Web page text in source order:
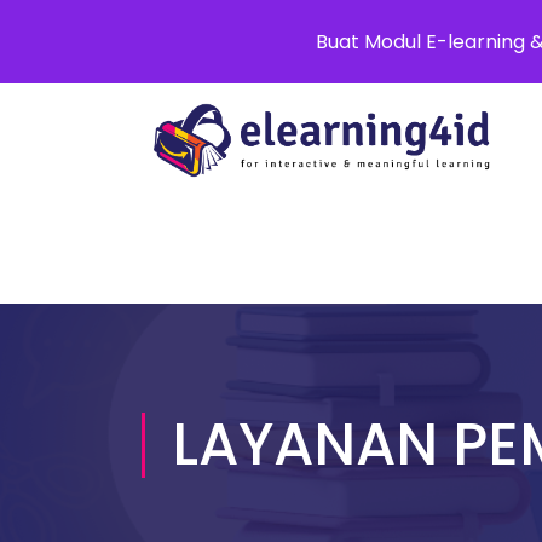
LAYANAN
Buat Modul E-learning